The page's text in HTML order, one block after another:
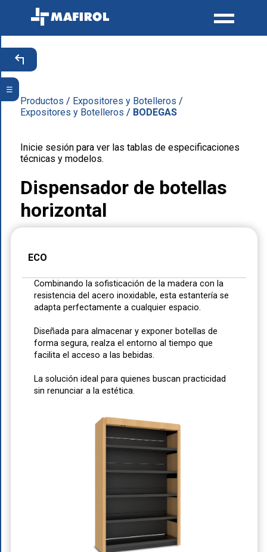
☰
Productos / Expositores y Botelleros /
Expositores y Botelleros / BODEGAS
Inicie sesión para ver las tablas de especificaciones
técnicas y modelos.
Dispensador de botellas
horizontal
ECO
Combinando la sofisticación de la madera con la
resistencia del acero inoxidable, esta estantería se
adapta perfectamente a cualquier espacio.
Diseñada para almacenar y exponer botellas de
forma segura, realza el entorno al tiempo que
facilita el acceso a las bebidas.
La solución ideal para quienes buscan practicidad
sin renunciar a la estética.